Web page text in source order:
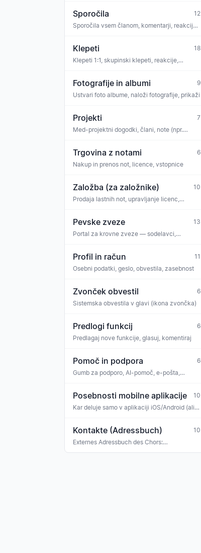
Sporočila
12
Sporočila vsem članom, komentarji, reakcije,
Klepeti
18
Klepeti 1:1, skupinski klepeti, reakcije,
Fotografije in albumi
9
Ustvari foto albume, naloži fotografije, prikaži
Projekti
7
Med-projektni dogodki, člani, note (npr.
Trgovina z notami
6
Nakup in prenos not, licence, vstopnice
Založba (za založnike)
10
Prodaja lastnih not, upravljanje licenc,
Pevske zveze
13
Portal za krovne zveze — sodelavci,
Profil in račun
11
Osebni podatki, geslo, obvestila, zasebnost
Zvonček obvestil
6
Sistemska obvestila v glavi (ikona zvončka)
Predlogi funkcij
6
Predlagaj nove funkcije, glasuj, komentiraj
Pomoč in podpora
6
Gumb za podporo, AI-pomoč, e-pošta,
Posebnosti mobilne aplikacije
10
Kar deluje samo v aplikaciji iOS/Android (ali
Kontakte (Adressbuch)
10
Externes Adressbuch des Chors: